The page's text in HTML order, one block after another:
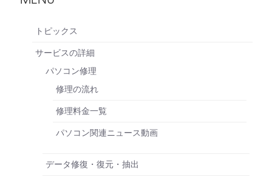
トピックス
サービスの詳細
パソコン修理
修理の流れ
修理料金一覧
パソコン関連ニュース動画
データ修復・復元・抽出